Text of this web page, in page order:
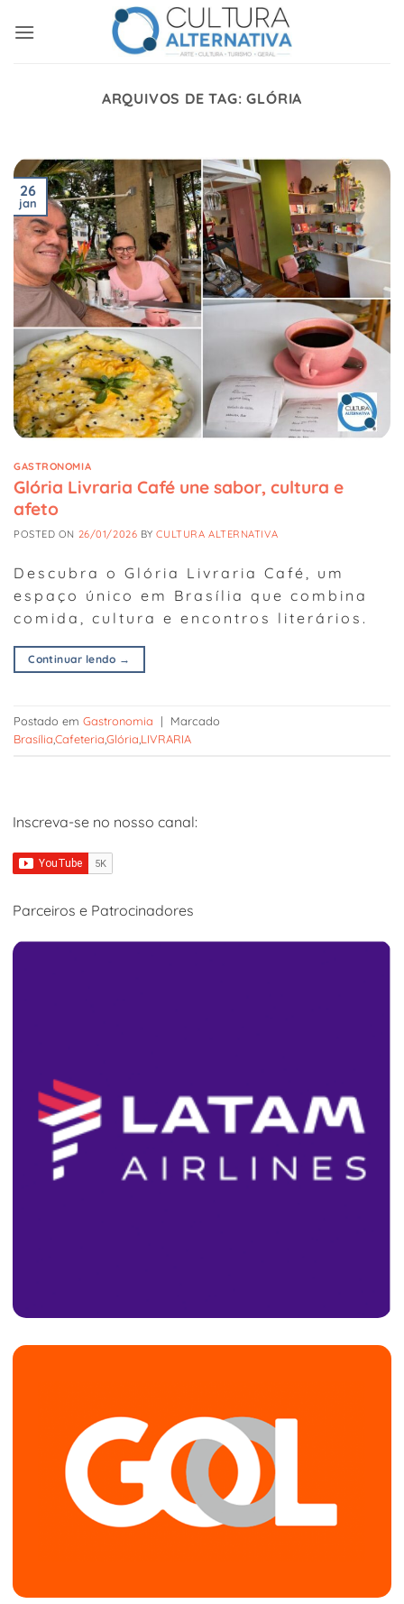
ARQUIVOS DE TAG:GLÓRIA
26
jan
GASTRONOMIA
Glória Livraria Café une sabor, cultura e
afeto
POSTED ON 26/01/2026 BYCULTURA ALTERNATIVA
Descubra o Glória Livraria Café, um
espaço único em Brasília que combina
comida, cultura e encontros literários.
Continuar lendo →
Postado em Gastronomia |
Marcado
BrasíliaCafeteriaGlória LIVRARIA
Inscreva-se no nosso canal:
Parceiros e Patrocinadores